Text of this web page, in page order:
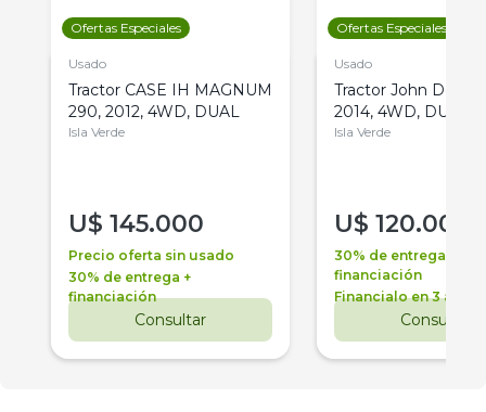
Ofertas Especiales
Usado
Tractor CASE IH MAGNUM
290, 2012, 4WD, DUAL
Isla Verde
U$ 145.000
Precio oferta sin usado
30% de entrega +
financiación
Consultar
Ofertas Especiales
Usado
Tractor John Deere
2014, 4WD, DUAL
Isla Verde
U$ 120.000
30% de entrega +
financiación
Financialo en 3 años
Consultar